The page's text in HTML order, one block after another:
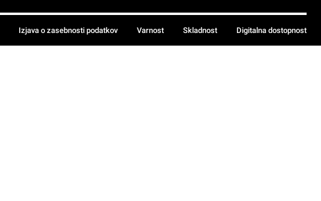
Izjava o zasebnosti podatkov Varnost Skladnost Digitalna dostopnost